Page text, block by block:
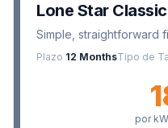
Lone Star Classic
Simple, straightforward
Plazo 12 MonthsTipo de
por